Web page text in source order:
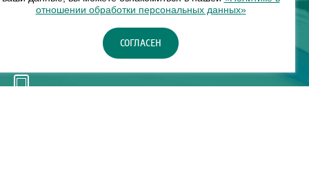
НАШ ФИЛИАЛ:
Москва, м. Нагорное, Нагорный б-р, д. 19, кор. 1
отношении обработки персональных данных»
СОГЛАСЕН